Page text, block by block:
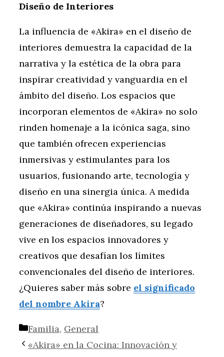
Diseño de Interiores
La influencia de «Akira» en el diseño de
interiores demuestra la capacidad de la
narrativa y la estética de la obra para
inspirar creatividad y vanguardia en el
ámbito del diseño. Los espacios que
incorporan elementos de «Akira» no solo
rinden homenaje a la icónica saga, sino
que también ofrecen experiencias
inmersivas y estimulantes para los
usuarios, fusionando arte, tecnología y
diseño en una sinergia única. A medida
que «Akira» continúa inspirando a nuevas
generaciones de diseñadores, su legado
vive en los espacios innovadores y
creativos que desafían los límites
convencionales del diseño de interiores.
¿Quieres saber más sobre el significado
del nombre Akira?
Categorías
Familia, General
«Akira» en la Cocina: Innovación y